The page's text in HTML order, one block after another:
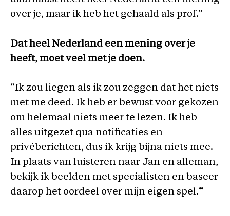
over je, maar ik heb het gehaald als prof.”
Dat heel Nederland een mening over je
heeft, moet veel met je doen.
“Ik zou liegen als ik zou zeggen dat het niets
met me deed. Ik heb er bewust voor gekozen
om helemaal niets meer te lezen. Ik heb
alles uitgezet qua notificaties en
privéberichten, dus ik krijg bijna niets mee.
In plaats van luisteren naar Jan en alleman,
bekijk ik beelden met specialisten en baseer
daarop het oordeel over mijn eigen spel.“